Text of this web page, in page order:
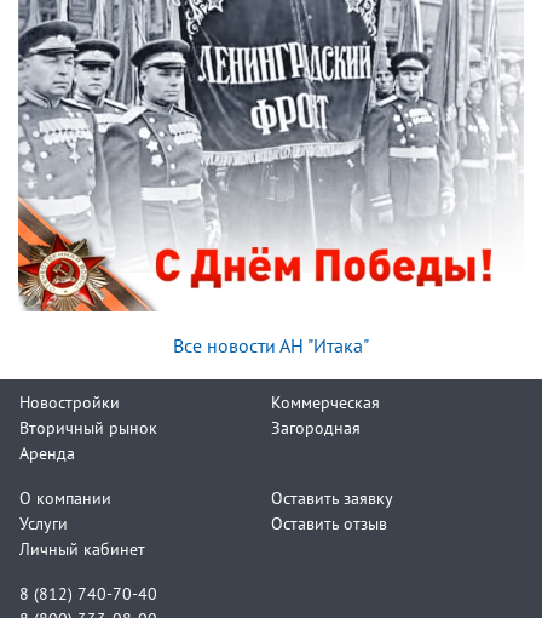
Все новости АН "Итака"
Новостройки
Вторичный рынок
Аренда
Коммерческая
Загородная
О компании
Услуги
Личный кабинет
Оставить заявку
Оставить отзыв
8 (812) 740-70-40